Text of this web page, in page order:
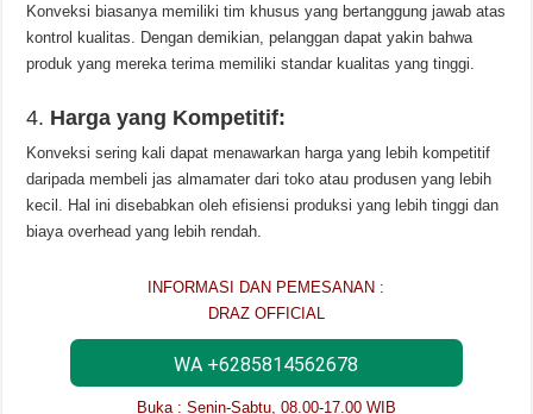
Konveksi biasanya memiliki tim khusus yang bertanggung jawab atas
kontrol kualitas. Dengan demikian, pelanggan dapat yakin bahwa
produk yang mereka terima memiliki standar kualitas yang tinggi.
4. Harga yang Kompetitif:
Konveksi sering kali dapat menawarkan harga yang lebih kompetitif
daripada membeli jas almamater dari toko atau produsen yang lebih
kecil. Hal ini disebabkan oleh efisiensi produksi yang lebih tinggi dan
biaya overhead yang lebih rendah.
INFORMASI DAN PEMESANAN :
DRAZ OFFICIAL
WA +6285814562678
Buka : Senin-Sabtu, 08.00-17.00 WIB